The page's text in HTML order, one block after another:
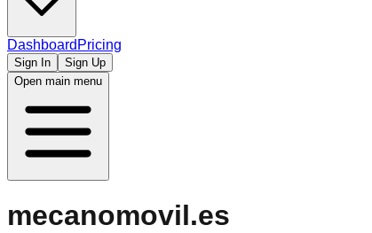
Dashboard Pricing
Sign In
Sign Up
Open main menu
mecanomovil.es